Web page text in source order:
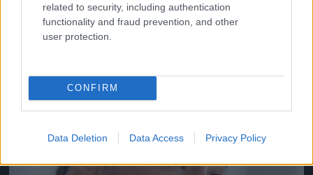
related to security, including authentication
functionality and fraud prevention, and other
user protection.
CONFIRM
Data Deletion Data Access Privacy Policy
Jön még kép!